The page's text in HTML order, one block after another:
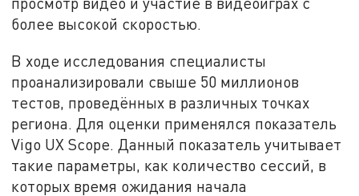
более высокой скоростью.
В ходе исследования специалисты
проанализировали свыше 50 миллионов
тестов, проведённых в различных точках
региона. Для оценки применялся показатель
Vigo UX Scope. Данный показатель учитывает
такие параметры, как количество сессий, в
которых время ожидания начала